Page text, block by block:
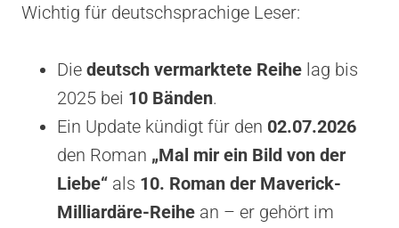
Wichtig für deutschsprachige Leser:
Die deutsch vermarktete Reihe lag bis
2025 bei 10 Bänden.
Ein Update kündigt für den 02.07.2026
den Roman „Mal mir ein Bild von der
Liebe“ als 10. Roman der Maverick-
Milliardäre-Reihe an – er gehört im